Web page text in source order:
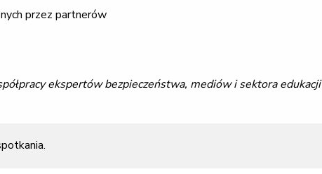
przez partnerów
ekspertów bezpieczeństwa, mediów i sektora